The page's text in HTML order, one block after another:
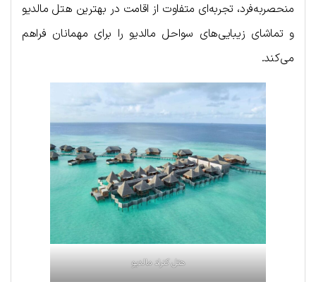
منحصر‌به‌فرد، تجربه‌ای متفاوت از اقامت در بهترین هتل مالدیو
و تماشای زیبایی‌های سواحل مالدیو را برای مهمانان فراهم
می‌کند.
هتل کنراد مالدیو